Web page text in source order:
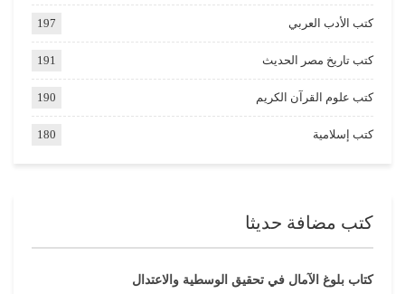
كتب الأدب العربي 197
كتب تاريخ مصر الحديث 191
كتب علوم القرآن الكريم 190
كتب إسلامية 180
كتب مضافة حديثا
كتاب بلوغ الآمال في تحقيق الوسطية والاعتدال